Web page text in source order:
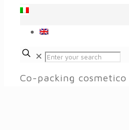
✕
Co-packing cosmetico